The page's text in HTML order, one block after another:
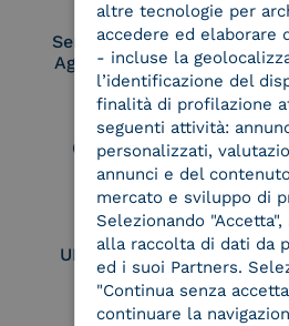
Service Provider e
Aggregatore SPID
Conservatore
qualificato
UNI EN ISO 9001
altre tecnologie per
accedere ed elaborare
- incluse la
l’identificazione del
finalità di profilazione
seguenti attività:
personalizzati,
annunci e del
mercato e sviluppo di
Selezionando
alla raccolta di dati da
ed i suoi Partners.
"Continua senza
continuare la